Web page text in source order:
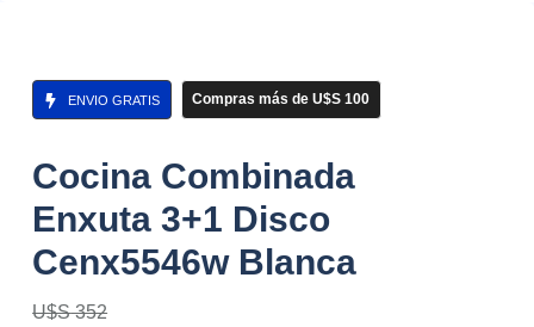
ENVIO GRATIS Compras más de U$S 100
Cocina Combinada
Enxuta 3+1 Disco
Cenx5546w Blanca
U$S352